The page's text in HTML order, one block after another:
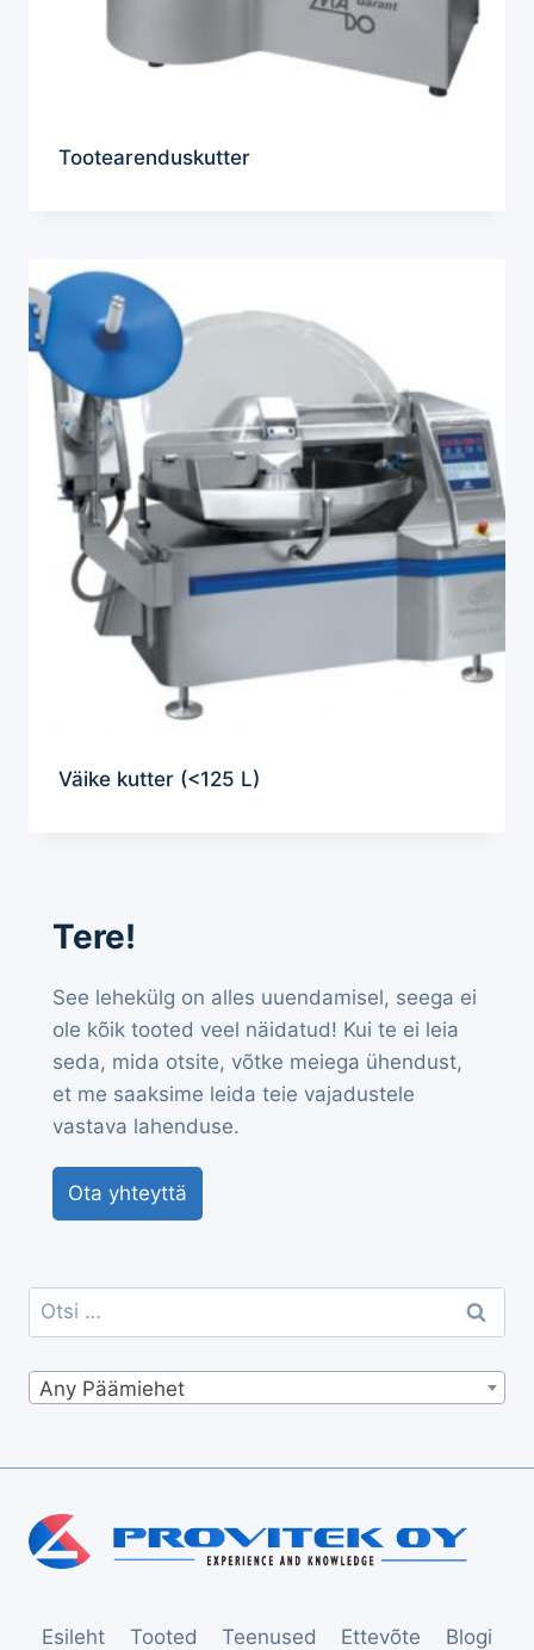
Tootearenduskutter
Väike kutter (<125 L)
Tere!
See lehekülg on alles uuendamisel, seega ei
ole kõik tooted veel näidatud! Kui te ei leia
seda, mida otsite, võtke meiega ühendust,
et me saaksime leida teie vajadustele
vastava lahenduse.
Ota yhteyttä
Otsi:
Any Päämiehet
Esileht Tooted Teenused Ettevõte
Blogi